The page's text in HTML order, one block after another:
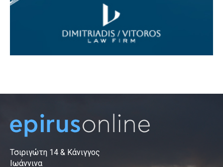
Τσιριγώτη 14 & Κάνιγγος
Ιωάννινα